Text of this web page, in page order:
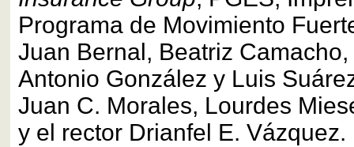
Programa de Movimiento
Juan Bernal, Beatriz
Antonio González y Luis
Juan C. Morales, Lourdes
y el rector Drianfel E. Vázquez.